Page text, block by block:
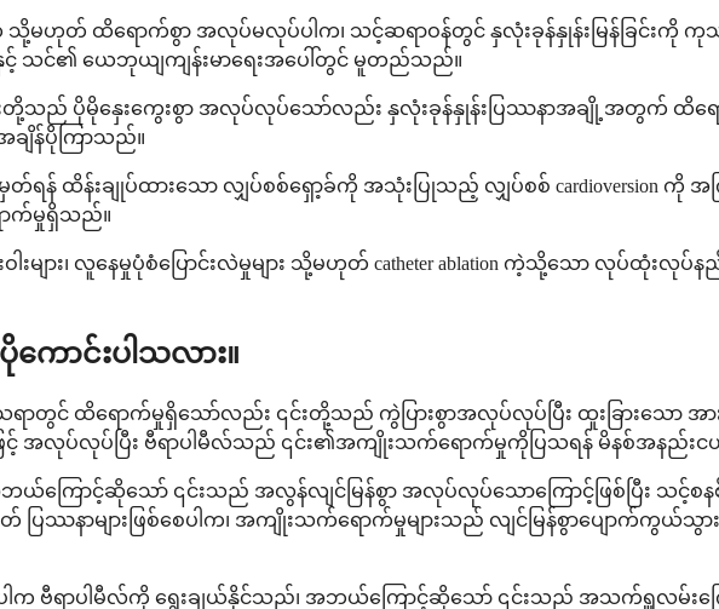
တ် ထိရောက်စွာ အလုပ်မလုပ်ပါက၊ သင့်ဆရာဝန်တွင် နှလုံးခုန်နှုန်းမြန်ခြင်းကို ကုသရန်
င့် သင်၏ ယေဘုယျကျန်းမာရေးအပေါ်တွင် မူတည်သည်။
ြီး၊ ၎င်းတို့သည် ပိုမိုနှေးကွေးစွာ အလုပ်လုပ်သော်လည်း နှလုံးခုန်နှုန်းပြဿနာအချို့အတွက်
ျိန်ပိုကြာသည်။
ထိန်းချုပ်ထားသော လျှပ်စစ်ရှော့ခ်ကို အသုံးပြုသည့် လျှပ်စစ် cardioversion ကို
ာက်မှုရှိသည်။
၊ လူနေမှုပုံစံပြောင်းလဲမှုများ သို့မဟုတ် catheter ablation ကဲ့သို့သော လုပ်ထုံးလုပ်နည်
ောင်းပါသလား။
ရာတွင် ထိရောက်မှုရှိသော်လည်း ၎င်းတို့သည် ကွဲပြားစွာအလုပ်လုပ်ပြီး ထူးခြားသော အာ
ြင့် အလုပ်လုပ်ပြီး ဗီရာပါမီလ်သည် ၎င်း၏အကျိုးသက်ရောက်မှုကိုပြသရန် မိနစ်အနည်း
ကြောင့်ဆိုသော် ၎င်းသည် အလွန်လျင်မြန်စွာ အလုပ်လုပ်သောကြောင့်ဖြစ်ပြီး သင့်စန
များဖြစ်စေပါက၊ အကျိုးသက်ရောက်မှုများသည် လျင်မြန်စွာပျောက်ကွယ်သွားပ
က ဗီရာပါမီလ်ကို ရွေးချယ်နိုင်သည်၊ အဘယ်ကြောင့်ဆိုသော် ၎င်းသည် အသက်ရှူလမ်းကြော